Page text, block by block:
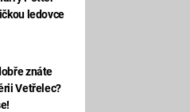
ledovce
znáte
Vetřelec?